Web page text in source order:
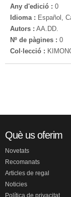
Any d'edició : 0
Idioma : Español,
Autors : AA.DD.
Nº de pàgines : 0
Col·lecció :
Què us oferim
Novetats
Recomanats
Articles de regal
Noticies
Política de privacitat